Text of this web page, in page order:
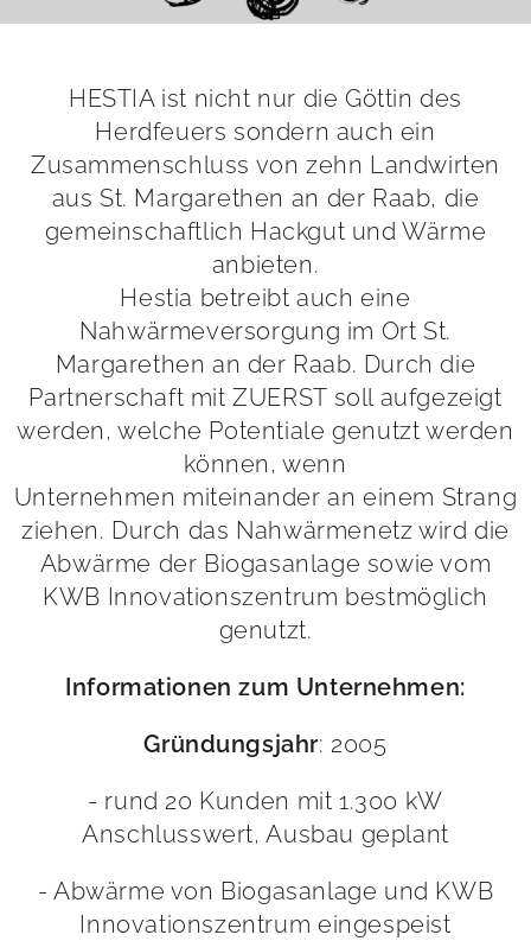
HESTIA ist nicht nur die Göttin des
Herdfeuers sondern auch ein
Zusammenschluss von zehn Landwirten
aus St. Margarethen an der Raab, die
gemeinschaftlich Hackgut und Wärme
anbieten.
Hestia betreibt auch eine
Nahwärmeversorgung im Ort St.
Margarethen an der Raab. Durch die
Partnerschaft mit ZUERST soll aufgezeigt
werden, welche Potentiale genutzt werden
können, wenn
Unternehmen miteinander an einem Strang
ziehen. Durch das Nahwärmenetz wird die
Abwärme der Biogasanlage sowie vom
KWB Innovationszentrum bestmöglich
genutzt.
Informationen zum Unternehmen:
Gründungsjahr: 2005
- rund 20 Kunden mit 1.300 kW
Anschlusswert, Ausbau geplant
- Abwärme von Biogasanlage und KWB
Innovationszentrum eingespeist